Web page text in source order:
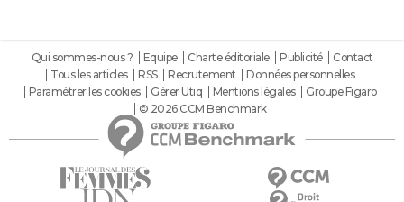
Qui sommes-nous ? Equipe Charte éditoriale Publicité
Contact
Tous les articles
RSS Recrutement
Données personnelles
Paramétrer les cookies
Gérer Utiq Mentions légales
Groupe Figaro
© 2026 CCM Benchmark